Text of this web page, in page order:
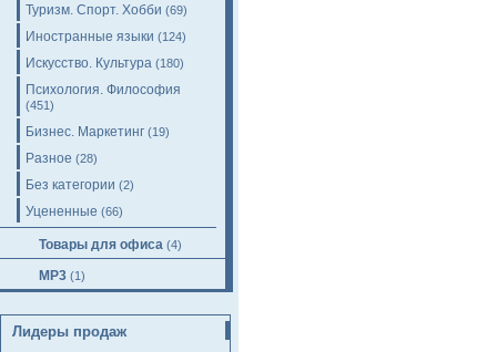
Туризм. Спорт. Хобби (69)
Иностранные языки (124)
Искусство. Культура (180)
Психология. Философия
(451)
Бизнес. Маркетинг (19)
Разное (28)
Без категории (2)
Уцененные (66)
Товары для офиса (4)
MP3 (1)
Лидеры продаж